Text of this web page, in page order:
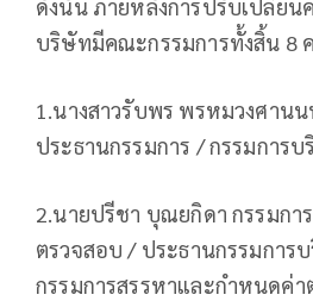
ดังนั้น ภายหลังการปรับเปลี่ยน
บริษัทมีคณะกรรมการทั้งสิ้น 8
1.นางสาวรับพร พรหมวงศาน
ประธานกรรมการ / กรรมการบ
2.นายปรีชา บุณยกิดา กรรมกา
ตรวจสอบ / ประธานกรรมการ
กรรมการสรรหาและกำหนดค่